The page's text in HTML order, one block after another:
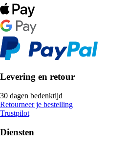
Levering en retour
30 dagen bedenktijd
Retourneer je bestelling
Trustpilot
Diensten